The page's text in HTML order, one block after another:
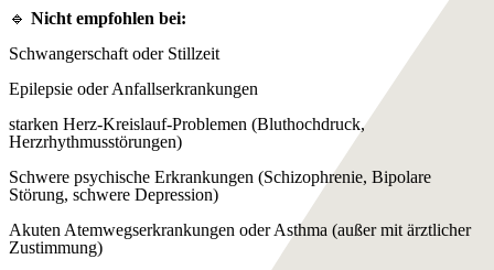
🔹 Nicht empfohlen bei:
Schwangerschaft oder Stillzeit
Epilepsie oder Anfallserkrankungen
starken Herz-Kreislauf-Problemen (Bluthochdruck,
Herzrhythmusstörungen)
Schwere psychische Erkrankungen (Schizophrenie, Bipolare
Störung, schwere Depression)
Akuten Atemwegserkrankungen oder Asthma (außer mit ärztlicher
Zustimmung)